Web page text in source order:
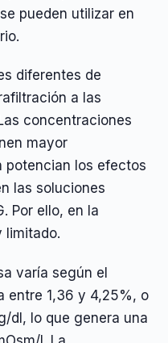
pueden utilizar en
diferentes de
a las
concentraciones
mayor
potencian los efectos
las soluciones
Por ello, en la
limitado.
varía según el
entre 1,36 y 4,25%, o
dl, lo que genera una